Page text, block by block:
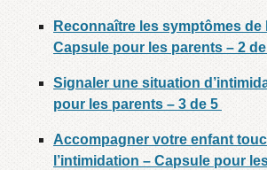
Reconnaître les symptômes de
Capsule pour les parents – 2
Signaler une situation
pour les parents – 3 de 5
Accompagner votre enfant
l’intimidation – Capsule pour